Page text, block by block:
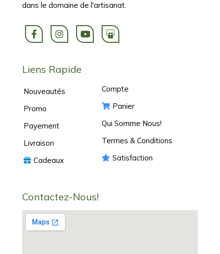
dans le domaine de l'artisanat.
Liens Rapide
Nouveautés
Promo
Payement
Livraison
Cadeaux
Compte
Panier
Qui Somme Nous!
Termes & Conditions
Satisfaction
Contactez-Nous!